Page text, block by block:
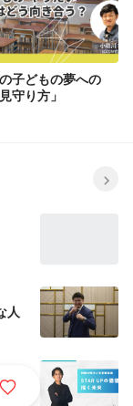
子どもの夢への
守り方」
人